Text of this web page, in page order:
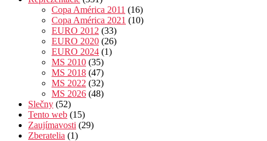
Copa América 2011 (16)
Copa América 2021 (10)
EURO 2012 (33)
EURO 2020 (26)
EURO 2024 (1)
MS 2010 (35)
MS 2018 (47)
MS 2022 (32)
MS 2026 (48)
Slečny (52)
Tento web (15)
Zaujímavosti (29)
Zberatelia (1)